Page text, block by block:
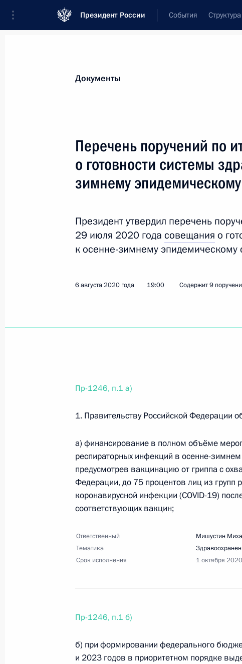
Президент России События Структура
Все поручения
Все поручения
Показать
16 сентября 2020 года, среда
законодательства об обращении с
Перечень поручений по итогам
24 августа 2020 года, понедельник
Перечень поручений по итогам
24 августа 2020 года, 19:00 6 поручений
16 августа 2020 года, воскресенье
Перечень поручений по вопросу
Перечень поручений по итогам
Документы
Перечень поручений по
о готовности системы
зимнему
Президент утвердил перечень
29 июля 2020 года совещания о
к осенне-зимнему
6 августа 2020 года 19:00 Содержит 9
Пр-1246, п.1 а)
1. Правительству Российской Федерации
а) финансирование в полном объёме
респираторных инфекций в осенне-
предусмотрев вакцинацию от гриппа с
Федерации, до 75 процентов лиц из групп
коронавирусной инфекции (COVID-19)
соответствующих вакцин;
Ответственный
Мишустин
Тематика
Срок исполнения
1 октября
Пр-1246, п.1 б)
б) при формировании федерального
и 2023 годов в приоритетном порядке